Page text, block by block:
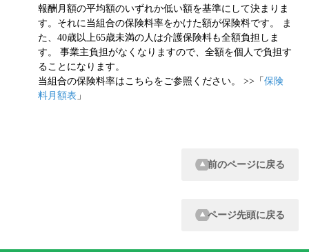
報酬月額の平均額のいずれか低い額を基準にして決まりま
す。それに当組合の保険料率をかけた額が保険料です。 ま
た、40歳以上65歳未満の人は介護保険料も全額負担しま
す。 事業主負担がなくなりますので、全額を個人で負担す
ることになります。
当組合の保険料率はこちらをご参照ください。 >>「保険
料月額表 」
前のページに戻る
ページ先頭に戻る